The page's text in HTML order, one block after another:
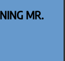
MR.